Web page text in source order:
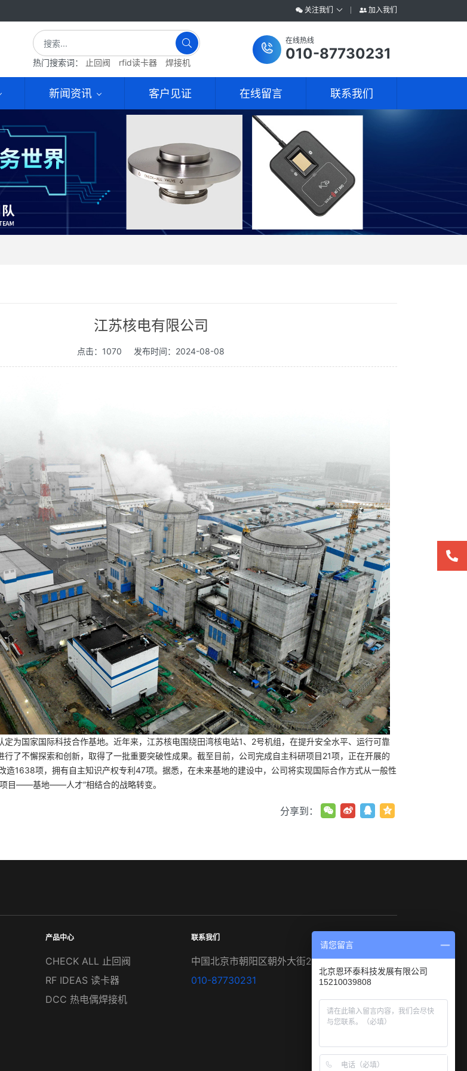
关注我们 加入我们
热门搜索词： 止回阀 rfid读卡器 焊接机
在线热线
010-87730231
新闻资讯 客户见证 在线留言 联系我们
江苏核电有限公司
点击：1070 发布时间：2024-08-08
定为国家国际科技合作基地。近年来，江苏核电围绕田湾核电站1、2号机组，在提升安全水平、运行可靠
行了不懈探索和创新，取得了一批重要突破性成果。截至目前，公司完成自主科研项目21项，正在开展的
造1638项，拥有自主知识产权专利47项。据悉，在未来基地的建设中，公司将实现国际合作方式从一般性
项目——基地——人才”相结合的战略转变。
分享到：
产品中心
CHECK ALL 止回阀
RF IDEAS 读卡器
DCC 热电偶焊接机
联系我们
中国北京市朝阳区朝外大街22号泛利大厦1502室
010-87730231
请您留言
北京恩环泰科技发展有限公司
15210039808